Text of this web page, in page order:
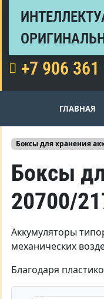
+7 906 361
ГЛАВНАЯ
Боксы для хранения
Боксы
20700/
Аккумуляторы
механических
Благодаря